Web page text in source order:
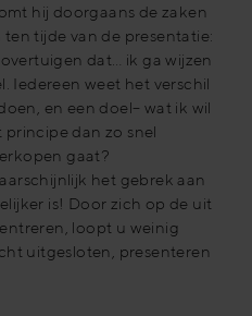
hij doorgaans de zaken
tijde van de presentatie:
dat… ik ga wijzen
Iedereen weet het verschil
en een doel– wat ik wil
dan zo snel
gaat?
het gebrek aan
is! Door zich op de uit
loopt u weinig
uitgesloten, presenteren